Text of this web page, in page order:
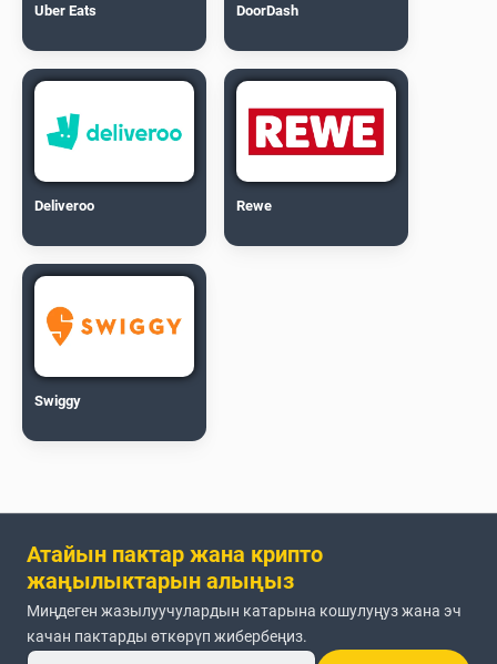
Uber Eats DoorDash
Deliveroo Rewe
Swiggy
Атайын пактар жана крипто
жаңылыктарын алыңыз
Миңдеген жазылуучулардын катарына кошулуңуз жана эч
качан пактарды өткөрүп жибербеңиз.